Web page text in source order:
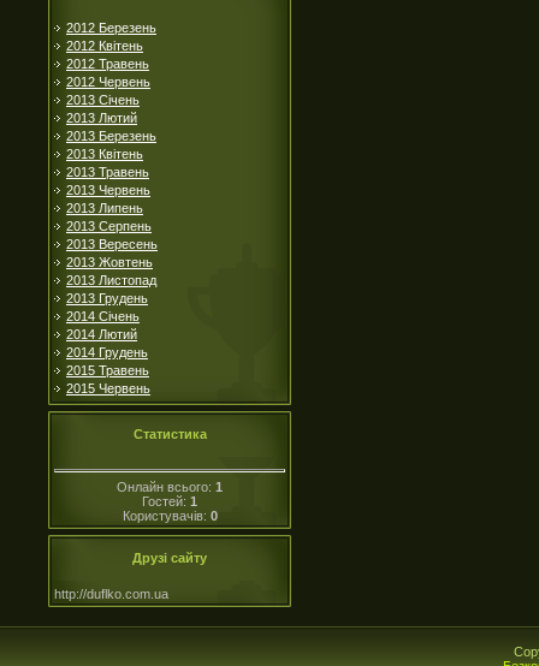
2012 Березень
2012 Квітень
2012 Травень
2012 Червень
2013 Січень
2013 Лютий
2013 Березень
2013 Квітень
2013 Травень
2013 Червень
2013 Липень
2013 Серпень
2013 Вересень
2013 Жовтень
2013 Листопад
2013 Грудень
2014 Січень
2014 Лютий
2014 Грудень
2015 Травень
2015 Червень
Статистика
Онлайн всього: 1
Гостей: 1
Користувачів: 0
Друзі сайту
http://duflko.com.ua